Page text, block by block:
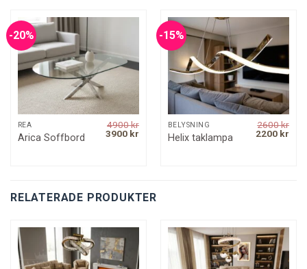
-20%
REA
Arica Soffbord
4900kr
Original
3900 kr Current
-15%
BELYSNING
Helix taklampa
2600kr
Original
2200 kr
RELATERADE PRODUKTER